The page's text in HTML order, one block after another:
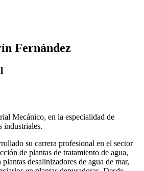
Fernández
Mecánico, en la especialidad de
industriales.
su carrera profesional en el sector
de plantas de tratamiento de agua,
desalinizadores de agua de mar,